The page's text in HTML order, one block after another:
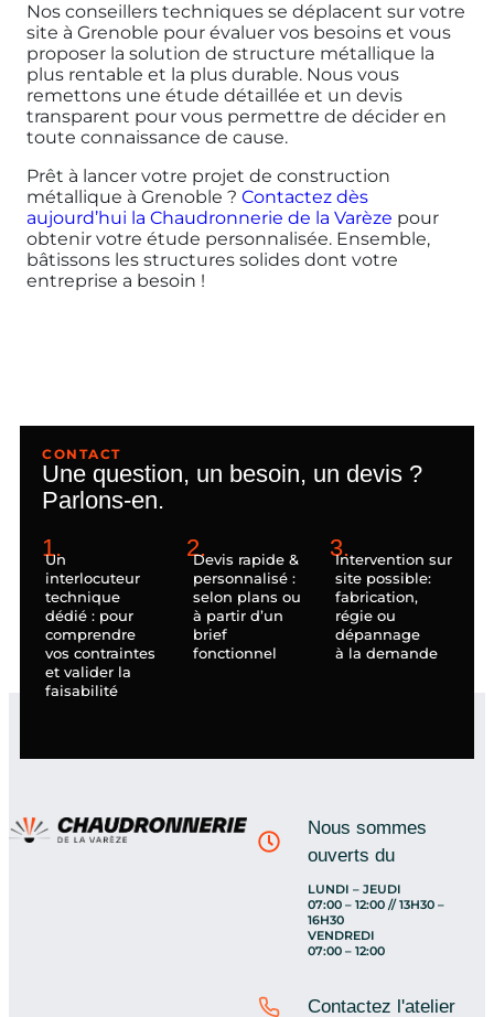
Nos conseillers techniques se déplacent sur votre
site à Grenoble pour évaluer vos besoins et vous
proposer la solution de structure métallique la
plus rentable et la plus durable. Nous vous
remettons une étude détaillée et un devis
transparent pour vous permettre de décider en
toute connaissance de cause.
Prêt à lancer votre projet de construction
métallique à Grenoble ? Contactez dès
aujourd’hui la Chaudronnerie de la Varèze pour
obtenir votre étude personnalisée. Ensemble,
bâtissons les structures solides dont votre
entreprise a besoin !
CONTACT
Une question, un besoin, un devis ?
Parlons-en.
1.
Un
interlocuteur
technique
dédié : pour
comprendre
vos contraintes
et valider la
faisabilité
2.
Devis rapide &
personnalisé :
selon plans ou
à partir d’un
brief
fonctionnel
3.
Intervention sur
site possible:
fabrication,
régie ou
dépannage
à la demande
Nous sommes
ouverts du
LUNDI – JEUDI
07:00 – 12:00 // 13H30 –
16H30
VENDREDI
07:00 – 12:00
Contactez l'atelier